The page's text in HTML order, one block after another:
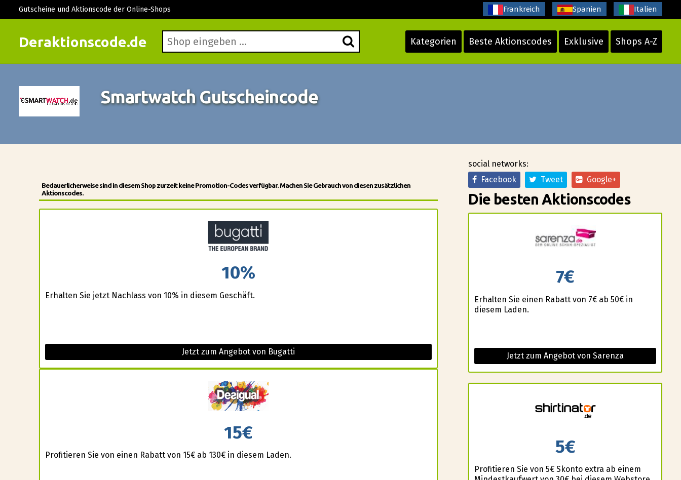
Deraktionscode.de Kategorien Beste Aktionscodes Exklusive Shops A-Z
Gutscheine und Aktionscode der Online-Shops Frankreich Spanien Italien
Smartwatch Gutscheincode
Bedauerlicherweise sind in diesem Shop zurzeit keine Promotion-Codes verfügbar. Machen Sie Gebrauch von diesen zusätzlichen
Aktionscodes.
10%
Erhalten Sie jetzt Nachlass von 10% in diesem Geschäft.
Jetzt zum Angebot von Bugatti
15€
Profitieren Sie von einen Rabatt von 15€ ab 130€ in diesem Laden.
social networks:
Facebook
Tweet Google+
Die besten Aktionscodes
7€
Erhalten Sie einen Rabatt von 7€ ab 50€ in
diesem Laden.
Jetzt zum Angebot von Sarenza
5€
Profitieren Sie von 5€ Skonto extra ab einem